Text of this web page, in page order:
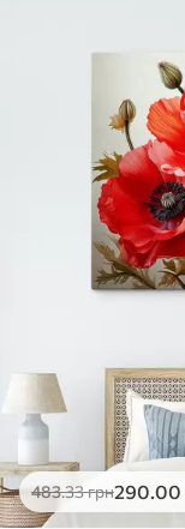
483.33грн290.00